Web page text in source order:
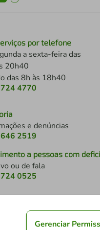
por telefone
a sexta-feira das
20h40
das 8h às 18h40
4770
e denúncias
2519
a pessoas com
ou de fala
0525
Gerenciar